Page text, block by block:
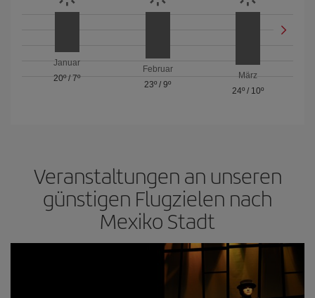
Januar
20º/7º
Februar
23º / 9º
März
24º / 10º
Veranstaltungen an unseren
günstigen Flugzielen nach
Mexiko Stadt